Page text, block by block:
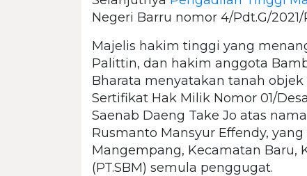
Negeri Barru nomor 4/Pdt.G/
Majelis hakim tinggi yang
Palittin, dan hakim anggota
Bharata menyatakan tanah objek
Sertifikat Hak Milik Nomor 01/
Saenab Daeng Take Jo atas
Rusmanto Mansyur Effendy,
Mangempang, Kecamatan Baru,
(PT.SBM) semula penggugat.